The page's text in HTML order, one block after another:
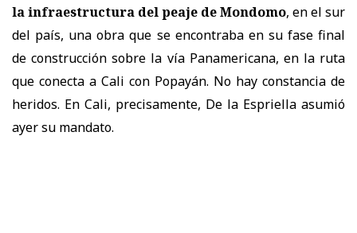
la infraestructura del peaje de Mondomo, en el sur
del país, una obra que se encontraba en su fase final
de construcción sobre la vía Panamericana, en la ruta
que conecta a Cali con Popayán. No hay constancia de
heridos. En Cali, precisamente, De la Espriella asumió
ayer su mandato.